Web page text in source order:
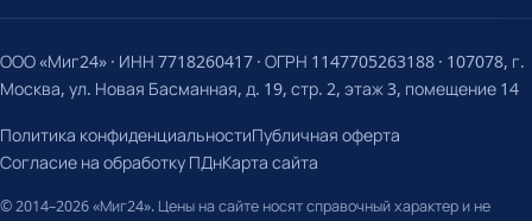
ООО «Миг24» · ИНН 7718260417 · ОГРН 1147705263188 · 107078, г.
Москва, ул. Новая Басманная, д. 19, стр. 2, этаж 3, помещение 14
Политика конфиденциальностиПубличная оферта
Согласие на обработку ПДнКарта сайта
© 2014–2026 «Миг24». Цены на сайте носят справочный характер и не